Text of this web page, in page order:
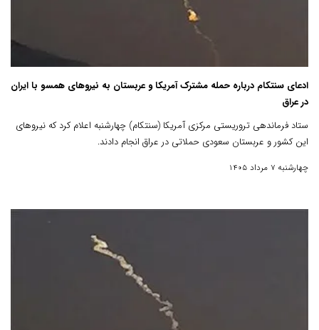
ادعای سنتکام درباره حمله مشترک آمریکا و عربستان به نیروهای همسو با ایران
در عراق
ستاد فرماندهی تروریستی مرکزی آمریکا (سنتکام) چهارشنبه اعلام کرد که نیروهای
این کشور و عربستان سعودی حملاتی در عراق انجام دادند.
چهارشنبه 7 مرداد 1405